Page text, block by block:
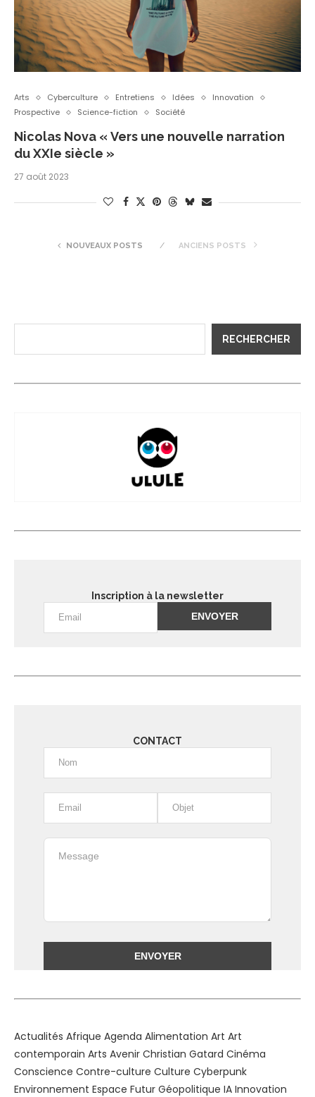
Arts Cyberculture Entretiens Idées
Innovation
Prospective
Science-fiction Société
Nicolas Nova « Vers une nouvelle narration
du XXIe siècle »
27 août 2023
NOUVEAUX POSTS ANCIENS POSTS
RECHERCHER
Inscription à la newsletter
CONTACT
Actualités Afrique Agenda Alimentation Art Art
contemporain Arts Avenir Christian Gatard Cinéma
Conscience Contre-culture Culture Cyberpunk
Environnement Espace Futur Géopolitique IA Innovation